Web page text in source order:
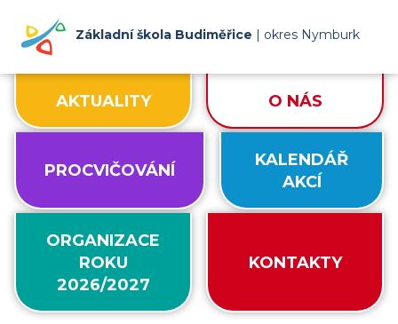
Základní škola Budiměřice | okres Nymburk
AKTUALITY O NÁS
PROCVIČOVÁNÍ
KALENDÁŘ
AKCÍ
ORGANIZACE
ROKU
2026/2027
KONTAKTY